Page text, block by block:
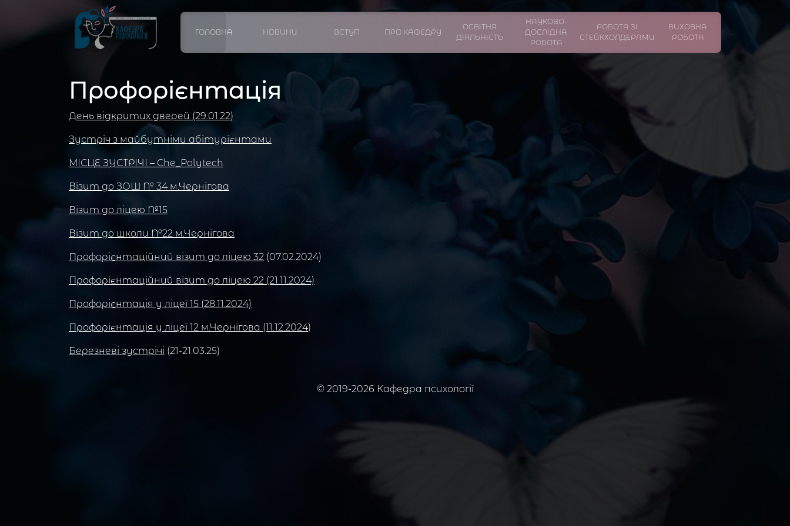
ГОЛОВНА НОВИНИ ВСТУП ПРО КАФЕДРУ
ОСВІТНЯ
ДІЯЛЬНІСТЬ
НАУКОВО-
ДОСЛІДНА
РОБОТА
РОБОТА ЗІ
СТЕЙКХОЛДЕРАМИ
ВИХОВНА
РОБОТА
Профорієнтація
День відкритих дверей (29.01.22)
Зустріч з майбутніми абітурієнтами
МІСЦЕ ЗУСТРІЧІ – Che_Polytech
Візит до ЗОШ № 34 м.Чернігова
Візит до ліцею №15
Візит до школи №22 м.Чернігова
Профорієнтаційний візит до ліцею 32 (07.02.2024)
Профорієнтаційний візит до ліцею 22 (21.11.2024)
Профорієнтація у ліцеї 15 (28.11.2024)
Профорієнтація у ліцеї 12 м.Чернігова (11.12.2024)
Березневі зустрічі (21-21.03.25)
© 2019-2026 Кафедра психології